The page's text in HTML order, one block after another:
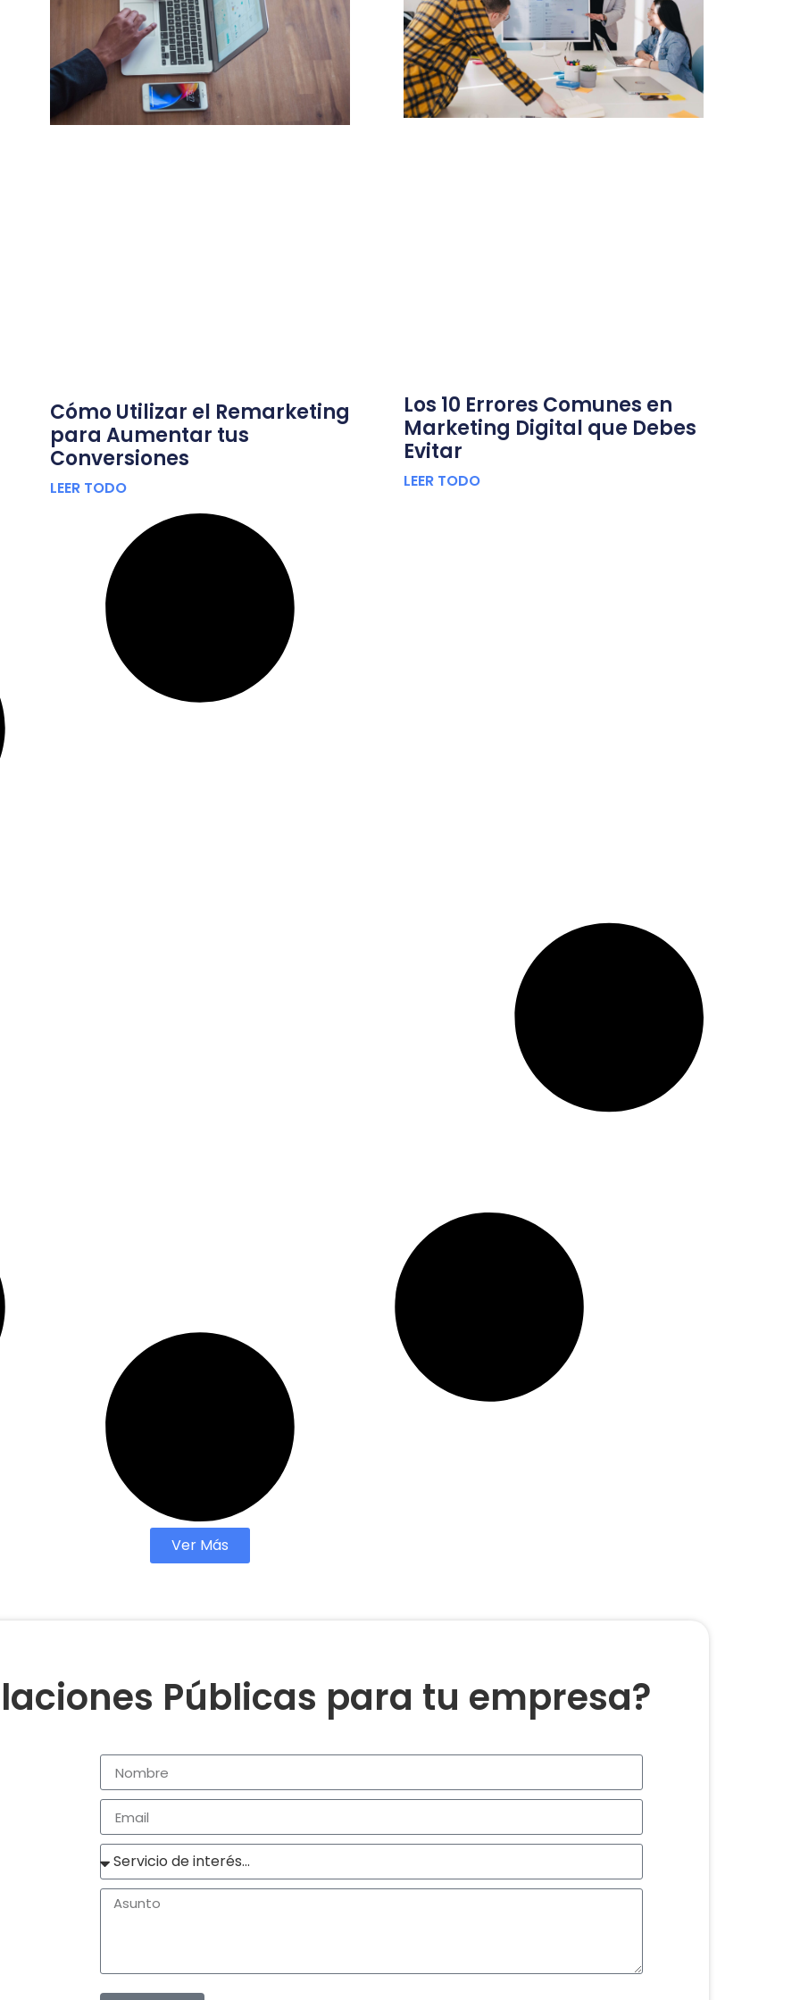
Cómo Utilizar el Remarketing
para Aumentar tus
Conversiones
LEER TODO
Los 10 Errores Comunes en
Marketing Digital que Debes
Evitar
LEER TODO
Ver Más
Públicas para tu empresa?